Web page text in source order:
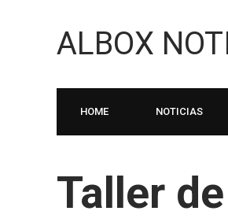
ALBOX
HOME NOTICIAS
Taller